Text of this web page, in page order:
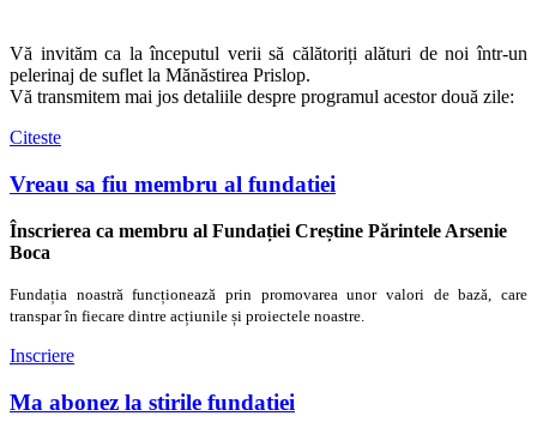
Vă invităm ca la începutul verii să călătoriți alături de noi într-un
pelerinaj de suflet la Mănăstirea Prislop.
Vă transmitem mai jos detaliile despre programul acestor două zile:
Citeste
Vreau sa fiu membru al fundatiei
Înscrierea ca membru al Fundației Creștine Părintele Arsenie
Boca
Fundația noastră funcționează prin promovarea unor valori de bază, care
transpar în fiecare dintre acțiunile și proiectele noastre.
Inscriere
Ma abonez la stirile fundatiei